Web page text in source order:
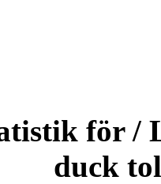
för /
duck